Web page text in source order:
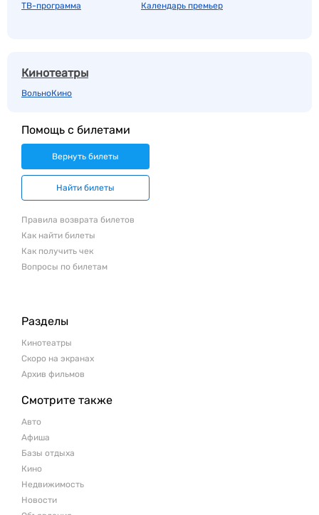
ТВ-программа
Календарь премьер
Кинотеатры
ВольноКино
Помощь с билетами
Вернуть билеты
Найти билеты
Правила возврата билетов
Как найти билеты
Как получить чек
Вопросы по билетам
Разделы
Кинотеатры
Скоро на экранах
Архив фильмов
Смотрите также
Авто
Афиша
Базы отдыха
Кино
Недвижимость
Новости